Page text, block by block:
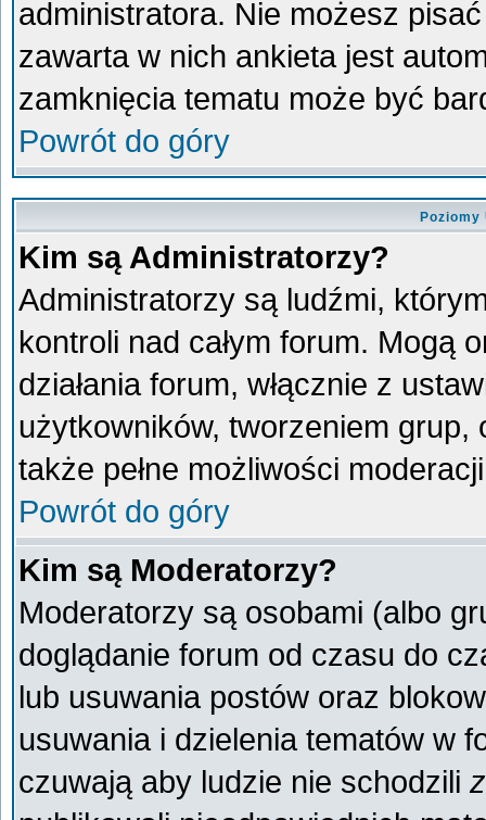
administratora. Nie możesz
zawarta w nich ankieta jest
zamknięcia tematu może być
Powrót do góry
Kim są Administratorzy?
Administratorzy są ludźmi,
kontroli nad całym forum. Mogą
działania forum, włącznie z
użytkowników, tworzeniem
także pełne możliwości
Powrót do góry
Kim są Moderatorzy?
Moderatorzy są osobami (albo
doglądanie forum od czasu do
lub usuwania postów oraz
usuwania i dzielenia tematów w
czuwają aby ludzie nie schodzili